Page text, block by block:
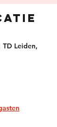
TD Leiden,